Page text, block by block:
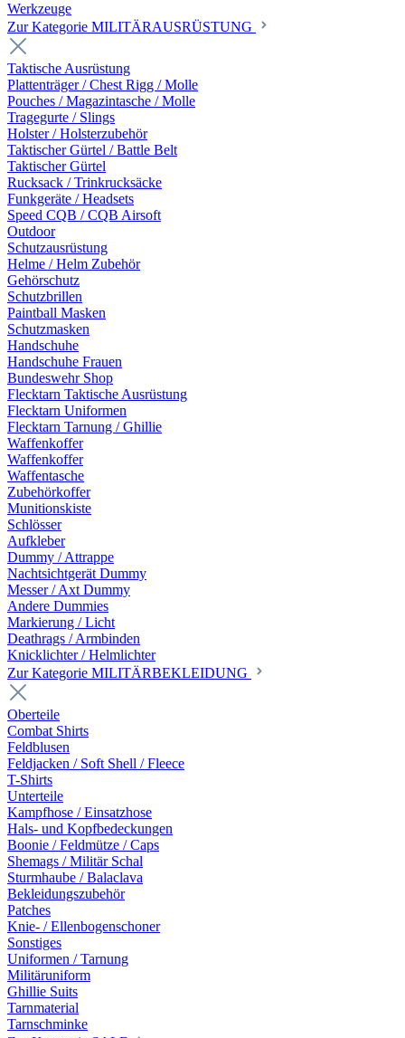
Werkzeuge
Zur Kategorie MILITÄRAUSRÜSTUNG
Taktische Ausrüstung
Plattenträger / Chest Rigg / Molle
Pouches / Magazintasche / Molle
Tragegurte / Slings
Holster / Holsterzubehör
Taktischer Gürtel / Battle Belt
Taktischer Gürtel
Rucksack / Trinkrucksäcke
Funkgeräte / Headsets
Speed CQB / CQB Airsoft
Outdoor
Schutzausrüstung
Helme / Helm Zubehör
Gehörschutz
Schutzbrillen
Paintball Masken
Schutzmasken
Handschuhe
Handschuhe Frauen
Bundeswehr Shop
Flecktarn Taktische Ausrüstung
Flecktarn Uniformen
Flecktarn Tarnung / Ghillie
Waffenkoffer
Waffenkoffer
Waffentasche
Zubehörkoffer
Munitionskiste
Schlösser
Aufkleber
Dummy / Attrappe
Nachtsichtgerät Dummy
Messer / Axt Dummy
Andere Dummies
Markierung / Licht
Deathrags / Armbinden
Knicklichter / Helmlichter
Zur Kategorie MILITÄRBEKLEIDUNG
Oberteile
Combat Shirts
Feldblusen
Feldjacken / Soft Shell / Fleece
T-Shirts
Unterteile
Kampfhose / Einsatzhose
Hals- und Kopfbedeckungen
Boonie / Feldmütze / Caps
Shemags / Militär Schal
Sturmhaube / Balaclava
Bekleidungszubehör
Patches
Knie- / Ellenbogenschoner
Sonstiges
Uniformen / Tarnung
Militäruniform
Ghillie Suits
Tarnmaterial
Tarnschminke